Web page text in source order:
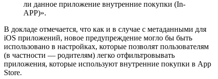
ли данное приложение внутренние покупки (In-
APP)».
В докладе отмечается, что как и в случае с метаданными для
iOS приложений, новое предупреждение могло бы быть
использовано в настройках, которые позволят пользователям
(в частности — родителям) легко отфильтровывать
приложения, которые используют внутренние покупки в App
Store.